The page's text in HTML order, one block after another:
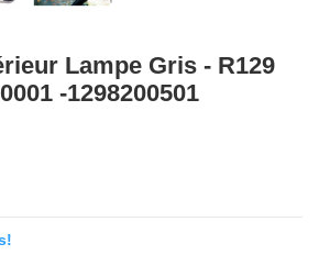
Lampe Gris - R129
-1298200501